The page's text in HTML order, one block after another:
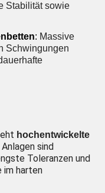
Stabilität sowie
: Massive
Schwingungen
hochentwickelte
sind
Toleranzen und
im harten